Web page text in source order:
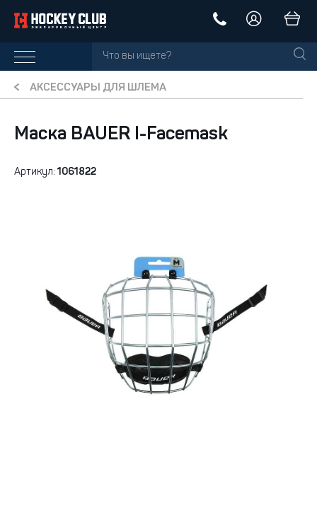
АКСЕССУАРЫ ДЛЯ ШЛЕМА
Маска BAUER I-Facemask
Артикул: 1061822